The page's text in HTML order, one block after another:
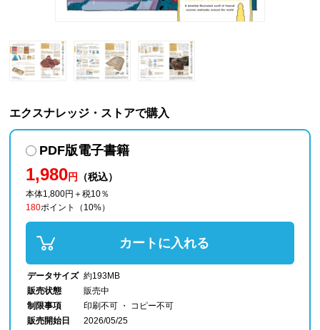
エクスナレッジ・ストアで購入
PDF版電子書籍
1,980円 （税込）
本体1,800円＋税10％
180ポイント （10%）
カートに入れる
データサイズ 約193MB
販売状態
販売中
制限事項
印刷不可 ・ コピー不可
販売開始日
2026/05/25